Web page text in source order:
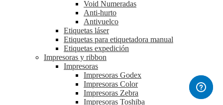
Void Numeradas
Anti-hurto
Antivuelco
Etiquetas láser
Etiquetas para etiquetadora manual
Etiquetas expedición
Impresoras y ribbon
Impresoras
Impresoras Godex
Impresoras Color
Impresoras Zebra
Impresoras Toshiba